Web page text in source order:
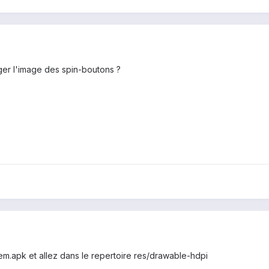
l'image des spin-boutons ?
et allez dans le repertoire res/drawable-hdpi